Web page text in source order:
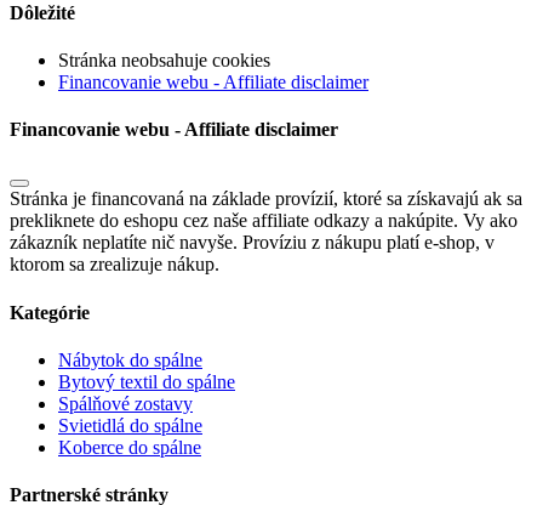
Dôležité
Stránka neobsahuje cookies
Financovanie webu - Affiliate disclaimer
Financovanie webu - Affiliate disclaimer
Stránka je financovaná na základe provízií, ktoré sa získavajú ak sa
prekliknete do eshopu cez naše affiliate odkazy a nakúpite. Vy ako
zákazník neplatíte nič navyše. Províziu z nákupu platí e-shop, v
ktorom sa zrealizuje nákup.
Kategórie
Nábytok do spálne
Bytový textil do spálne
Spálňové zostavy
Svietidlá do spálne
Koberce do spálne
Partnerské stránky